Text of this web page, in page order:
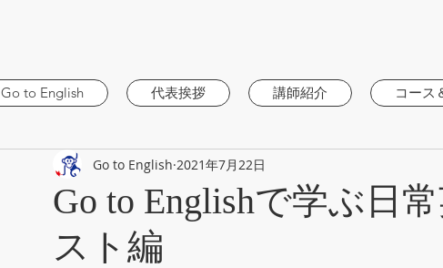
Go to English 代表挨拶 講師紹介 コース
Go to Englishで学ぶ日
スト編
Go to English 2021年7月22日